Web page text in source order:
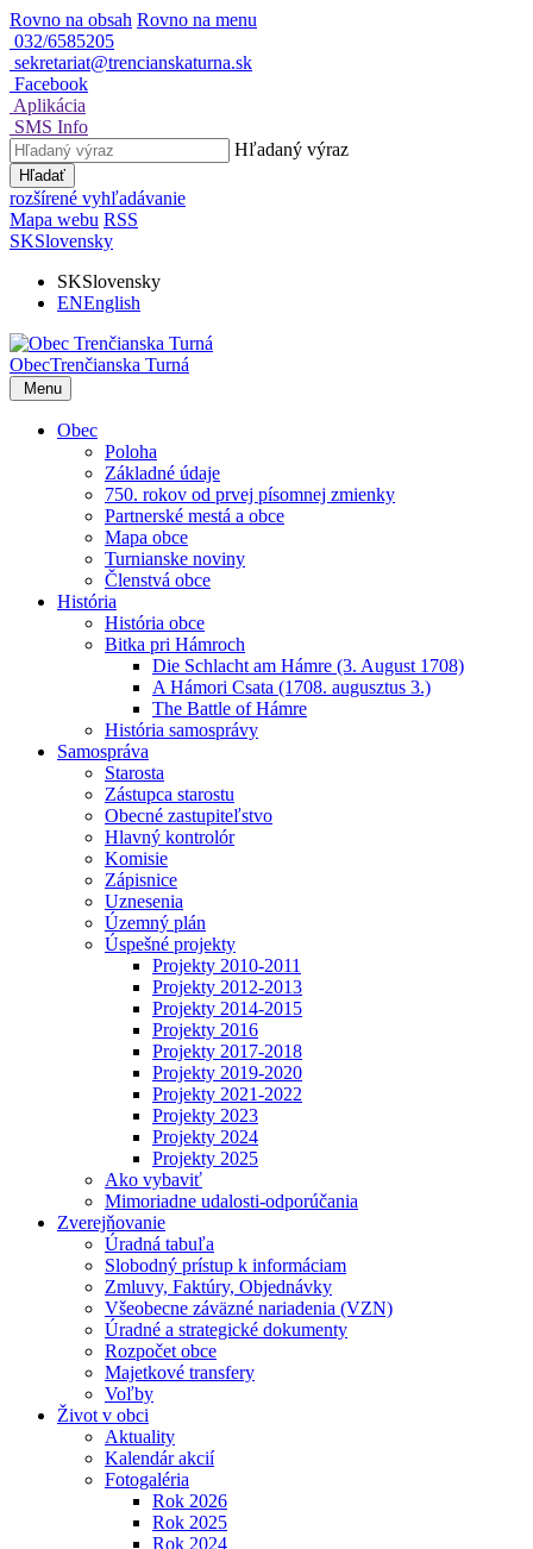
Rovno na obsah Rovno na menu
032/6585205
sekretariat@trencianskaturna.sk
Facebook
Aplikácia
SMS Info
Hľadaný výraz
Hľadať
rozšírené vyhľadávanie
Mapa webu RSS
SKSlovensky
SKSlovensky
ENEnglish
ObecTrenčianska Turná
Menu
Obec
Poloha
Základné údaje
750. rokov od prvej písomnej zmienky
Partnerské mestá a obce
Mapa obce
Turnianske noviny
Členstvá obce
História
História obce
Bitka pri Hámroch
Die Schlacht am Hámre (3. August 1708)
A Hámori Csata (1708. augusztus 3.)
The Battle of Hámre
História samosprávy
Samospráva
Starosta
Zástupca starostu
Obecné zastupiteľstvo
Hlavný kontrolór
Komisie
Zápisnice
Uznesenia
Územný plán
Úspešné projekty
Projekty 2010-2011
Projekty 2012-2013
Projekty 2014-2015
Projekty 2016
Projekty 2017-2018
Projekty 2019-2020
Projekty 2021-2022
Projekty 2023
Projekty 2024
Projekty 2025
Ako vybaviť
Mimoriadne udalosti-odporúčania
Zverejňovanie
Úradná tabuľa
Slobodný prístup k informáciam
Zmluvy, Faktúry, Objednávky
Všeobecne záväzné nariadenia (VZN)
Úradné a strategické dokumenty
Rozpočet obce
Majetkové transfery
Voľby
Život v obci
Aktuality
Kalendár akcií
Fotogaléria
Rok 2026
Rok 2025
Rok 2024